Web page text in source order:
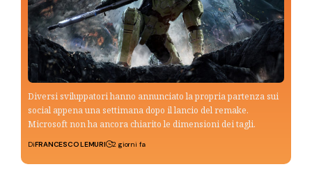
Diversi sviluppatori hanno annunciato la propria partenza sui
social appena una settimana dopo il lancio del remake.
Microsoft non ha ancora chiarito le dimensioni dei tagli.
DiFRANCESCO LEMURI 2 giorni fa